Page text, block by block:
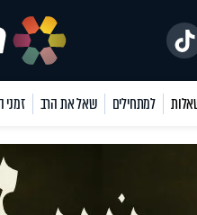
למתחילים שאל את הרב זמני